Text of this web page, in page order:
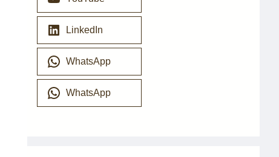
LinkedIn
WhatsApp
WhatsApp